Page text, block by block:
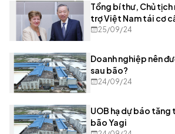
Tổng bí thư, Chủ tịch
trợ Việt Nam tái cơ
25/09/24
Doanh nghiệp nên
sau bão?
24/09/24
UOB hạ dự báo
bão Yagi